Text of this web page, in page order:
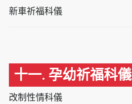
新車祈福科儀
十一. 孕幼祈福科儀
改制性情科儀